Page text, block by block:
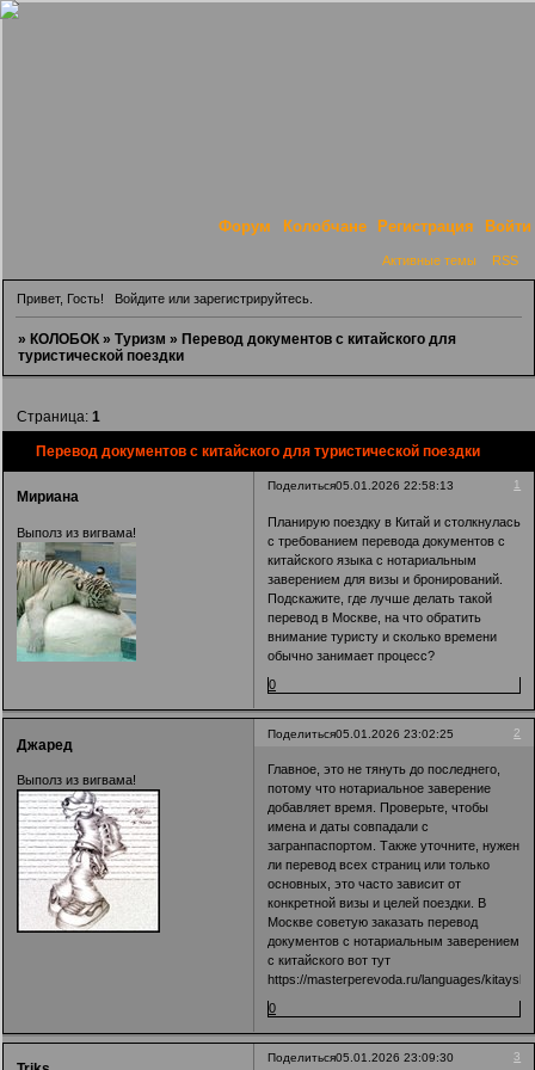
Форум Колобчане Регистрация Войти
Активные темы RSS
Привет, Гость! Войдитеили зарегистрируйтесь.
»КОЛОБОК »Туризм »Перевод документов с китайского для
туристической поездки
Перевод документов с китайского для туристической поездки
Страница:1
Поделиться 1
05.01.2026 22:58:13
Мириана
Выполз из вигвама!
Планирую поездку в Китай и столкнулась
с требованием перевода документов с
китайского языка с нотариальным
заверением для визы и бронирований.
Подскажите, где лучше делать такой
перевод в Москве, на что обратить
внимание туристу и сколько времени
обычно занимает процесс?
0
Поделиться 2
05.01.2026 23:02:25
Джаред
Выполз из вигвама!
Главное, это не тянуть до последнего,
потому что нотариальное заверение
добавляет время. Проверьте, чтобы
имена и даты совпадали с
загранпаспортом. Также уточните, нужен
ли перевод всех страниц или только
основных, это часто зависит от
конкретной визы и целей поездки. В
Москве советую заказать перевод
документов с нотариальным заверением
с китайского вот тут
https://masterperevoda.ru/languages/
0
Поделиться 3
05.01.2026 23:09:30